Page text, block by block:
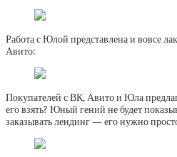
Работа с Юлой представлена и вовсе
Авито:
Покупателей с ВК, Авито и Юла
его взять? Юный гений не будет
заказывать лендинг — его нужно